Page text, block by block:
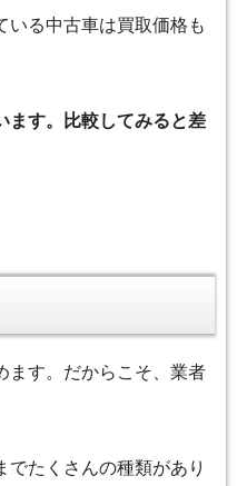
いる中古車は買取価格も
ます。比較してみると差
ます。だからこそ、業者
でたくさんの種類があり